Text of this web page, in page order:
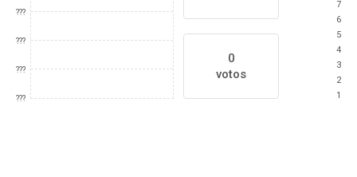
???
???
???
???
0
votos
7
6
5
4
3
2
1